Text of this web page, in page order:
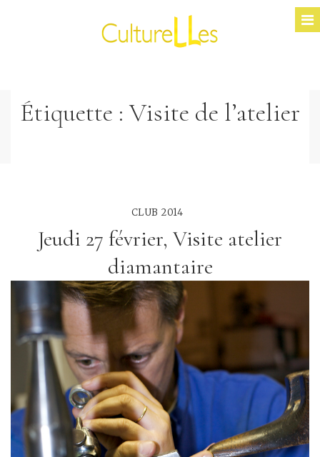
Étiquette :Visite de l’atelier
CLUB 2014
Jeudi 27 février, Visite atelier
diamantaire